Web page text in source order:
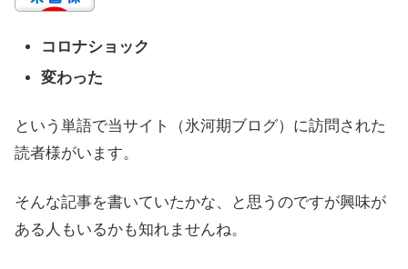
コロナショック
変わった
という単語で当サイト（氷河期ブログ）に訪問された
読者様がいます。
そんな記事を書いていたかな、と思うのですが興味が
ある人もいるかも知れませんね。